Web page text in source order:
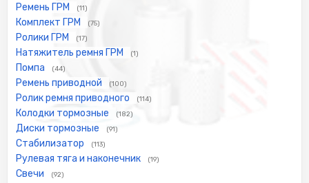
Ремень ГРМ (11)
Комплект ГРМ (75)
Ролики ГРМ (17)
Натяжитель ремня ГРМ (1)
Помпа (44)
Ремень приводной (100)
Ролик ремня приводного (114)
Колодки тормозные (182)
Диски тормозные (91)
Стабилизатор (113)
Рулевая тяга и наконечник (19)
Свечи (92)